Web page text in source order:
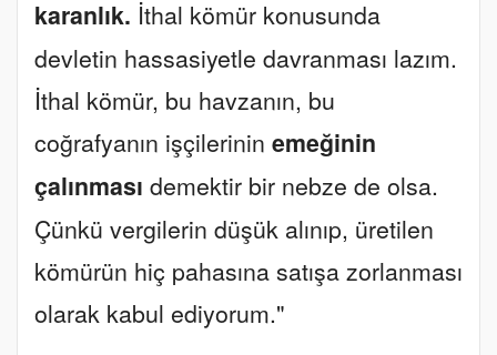
karanlık. İthal kömür konusunda
devletin hassasiyetle davranması lazım.
İthal kömür, bu havzanın, bu
coğrafyanın işçilerinin emeğinin
çalınması demektir bir nebze de olsa.
Çünkü vergilerin düşük alınıp, üretilen
kömürün hiç pahasına satışa zorlanması
olarak kabul ediyorum."